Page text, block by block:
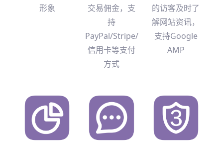
形象
交易佣金，支
持
PayPal/Stripe/
信用卡等支付
方式
的访客及时了
解网站资讯，
支持Google
AMP